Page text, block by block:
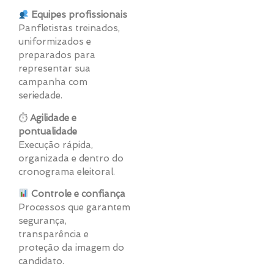
Equipes profissionais
Panfletistas treinados,
uniformizados e
preparados para
representar sua
campanha com
seriedade.
⏱ Agilidade e
pontualidade
Execução rápida,
organizada e dentro do
cronograma eleitoral.
Controle e confiança
Processos que garantem
segurança,
transparência e
proteção da imagem do
candidato.